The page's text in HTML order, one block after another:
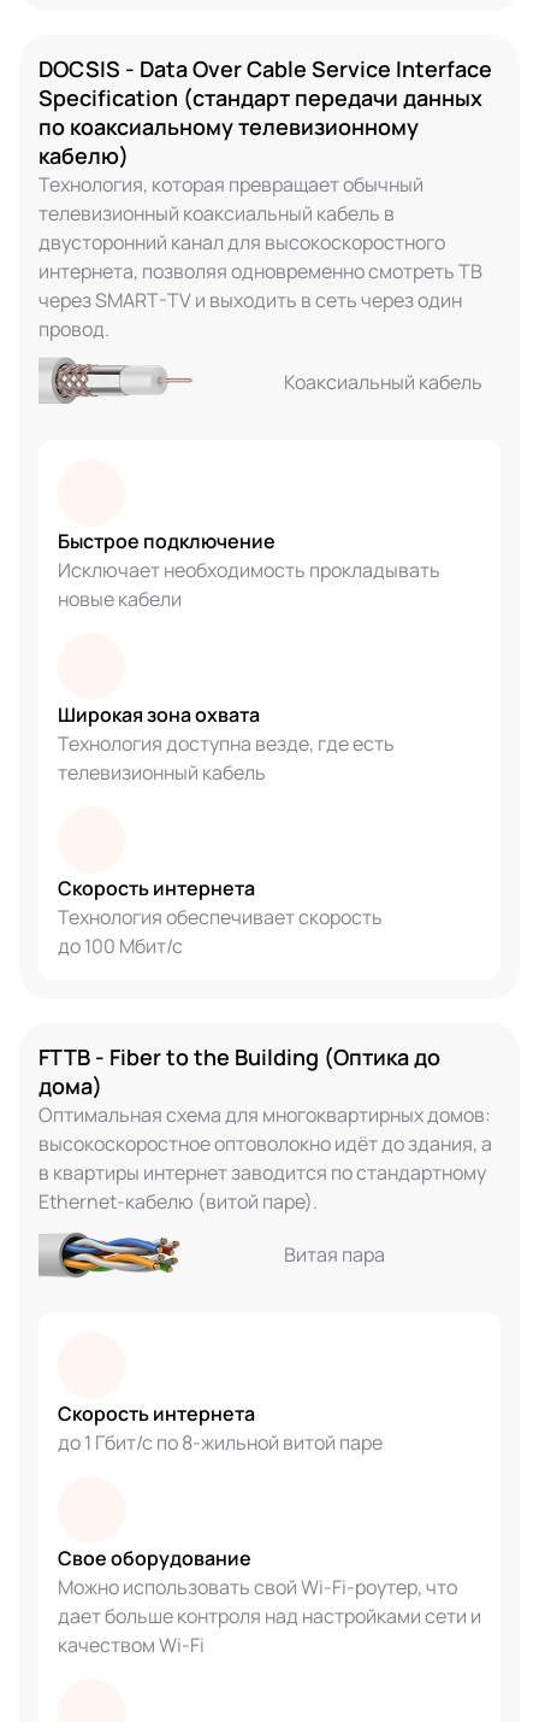
DOCSIS - Data Over Cable Service Interface
Specification (стандарт передачи данных
по коаксиальному телевизионному
кабелю)
Технология, которая превращает обычный
телевизионный коаксиальный кабель в
двусторонний канал для высокоскоростного
интернета, позволяя одновременно смотреть ТВ
через SMART-TV и выходить в сеть через один
провод.
Коаксиальный кабель
Быстрое подключение
Исключает необходимость прокладывать
новые кабели
Широкая зона охвата
Технология доступна везде, где есть
телевизионный кабель
Скорость интернета
Технология обеспечивает скорость
до 100 Мбит/с
FTTB - Fiber to the Building (Оптика до
дома)
Оптимальная схема для многоквартирных домов:
высокоскоростное оптоволокно идёт до здания, а
в квартиры интернет заводится по стандартному
Ethernet-кабелю (витой паре).
Витая пара
Скорость интернета
до 1 Гбит/с по 8-жильной витой паре
Свое оборудование
Можно использовать свой Wi-Fi-роутер, что
дает больше контроля над настройками сети и
качеством Wi-Fi